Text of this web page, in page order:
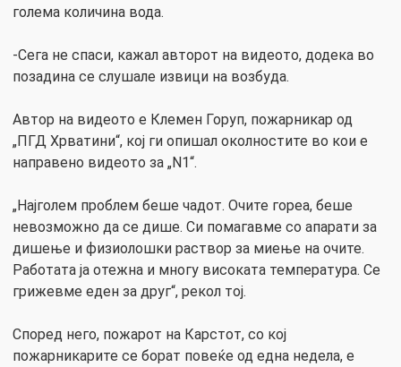
голема количина вода.
-Сега не спаси, кажал авторот на видеото, додека во
позадина се слушале извици на возбуда.
Автор на видеото е Клемен Горуп, пожарникар од
„ПГД Хрватини“, кој ги опишал околностите во кои е
направено видеото за „N1“.
„Најголем проблем беше чадот. Очите гореа, беше
невозможно да се дише. Си помагавме со апарати за
дишење и физиолошки раствор за миење на очите.
Работата ја отежна и многу високата температура. Се
грижевме еден за друг“, рекол тој.
Според него, пожарот на Карстот, со кој
пожарникарите се борат повеќе од една недела, е